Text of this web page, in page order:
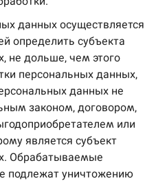
данных осуществляется
определить субъекта
не дольше, чем этого
персональных данных,
данных не
законом, договором,
или
является субъект
Обрабатываемые
подлежат уничтожению